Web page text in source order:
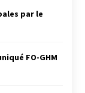
par le
FO-GHM